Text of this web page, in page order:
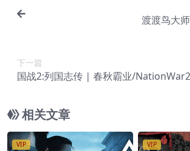
渡渡鸟大
下一篇
国战2:列国志传 | 春秋霸业/
相关文章
VIP VIP